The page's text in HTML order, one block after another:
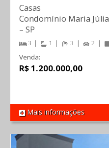
REF 1040
Casas
Condomínio Maria Júlia
– SP
3 1 3 2
Venda:
R$ 1.200.000,00
Mais informações